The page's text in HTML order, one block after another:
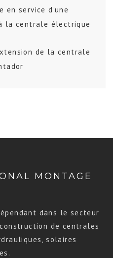
service d’une
la centrale électrique
de la centrale
MONTAGE
dans le secteur
de centrales
solaires